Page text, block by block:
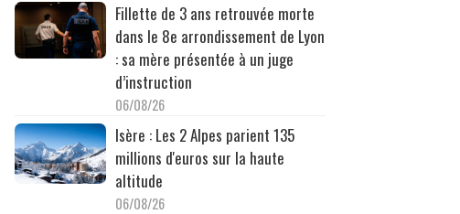
Fillette de 3 ans retrouvée morte
dans le 8e arrondissement de Lyon
: sa mère présentée à un juge
d’instruction
06/08/26
Isère : Les 2 Alpes parient 135
millions d'euros sur la haute
altitude
06/08/26